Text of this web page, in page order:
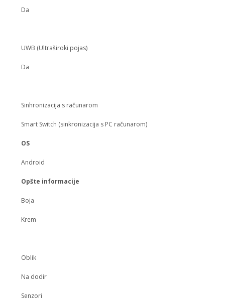
Da
UWB (Ultraširoki pojas)
Da
Sinhronizacija s računarom
Smart Switch (sinkronizacija s PC računarom)
OS
Android
Opšte informacije
Boja
Krem
Oblik
Na dodir
Senzori